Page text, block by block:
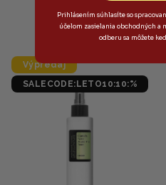
Výpredaj
SALECODE:LETO10:10:%
Prihlásením súhlasíte so
účelom zasielania obchodných
odberu sa môžete